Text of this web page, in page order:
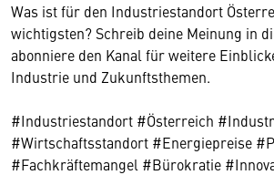
Was ist für den Industriestandort
wichtigsten? Schreib deine Meinung in
abonniere den Kanal für weitere
Industrie und Zukunftsthemen.
#Industriestandort #Österreich
#Wirtschaftsstandort #Energiepreise
#Fachkräftemangel #Bürokratie